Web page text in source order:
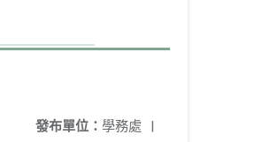
發布單位： 學務處 |